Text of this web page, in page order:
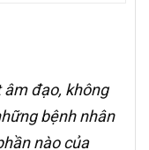
âm đạo, không
bệnh nhân
nào của